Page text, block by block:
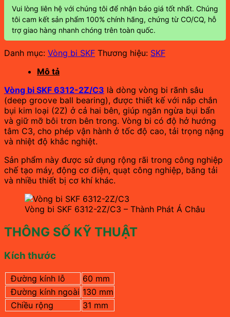
Vui lòng liên hệ với chúng tôi để nhận báo giá tốt nhất. Chúng
tôi cam kết sản phẩm 100% chính hãng, chứng từ CO/CQ, hỗ
trợ giao hàng nhanh chóng trên toàn quốc.
Danh mục: Vòng bi SKF Thương hiệu: SKF
Mô tả
Vòng bi SKF 6312-2Z/C3 là dòng vòng bi rãnh sâu
(deep groove ball bearing), được thiết kế với nắp chắn
bụi kim loại (2Z) ở cả hai bên, giúp ngăn ngừa bụi bẩn
và giữ mỡ bôi trơn bên trong. Vòng bi có độ hở hướng
tâm C3, cho phép vận hành ở tốc độ cao, tải trọng nặng
và nhiệt độ khắc nghiệt.
Sản phẩm này được sử dụng rộng rãi trong công nghiệp
chế tạo máy, động cơ điện, quạt công nghiệp, băng tải
và nhiều thiết bị cơ khí khác.
Vòng bi SKF 6312-2Z/C3 – Thành Phát Á Châu
THÔNG SỐ KỸ THUẬT
Kích thước
Đường kính lỗ
60 mm
Đường kính ngoài 130 mm
Chiều rộng
31 mm